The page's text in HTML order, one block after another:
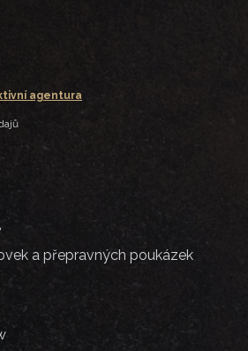
agentura
a přepravných poukázek